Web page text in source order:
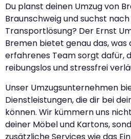
Du planst deinen Umzug von
Braunschweig und suchst
Transportlösung? Der Ernst
Bremen bietet genau das, was
erfahrenes Team sorgt dafür,
reibungslos und stressfrei
Unser Umzugsunternehmen
Dienstleistungen, die dir bei
können. Wir kümmern uns
deiner Möbel und Kartons,
zusätzliche Services wie das